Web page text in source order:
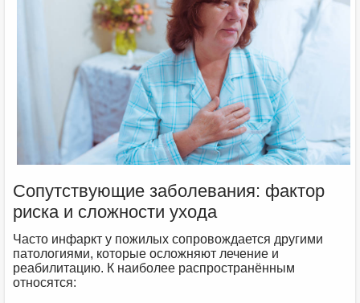
Сопутствующие заболевания: фактор
риска и сложности ухода
Часто инфаркт у пожилых сопровождается другими
патологиями, которые осложняют лечение и
реабилитацию. К наиболее распространённым
относятся: